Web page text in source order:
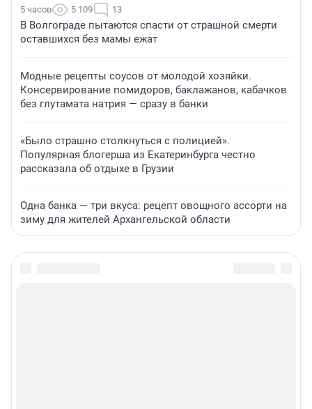
5 часов 5 109 13
В Волгограде пытаются спасти от страшной смерти
оставшихся без мамы ежат
Модные рецепты соусов от молодой хозяйки.
Консервирование помидоров, баклажанов, кабачков
без глутамата натрия — сразу в банки
«Было страшно столкнуться с полицией».
Популярная блогерша из Екатеринбурга честно
рассказала об отдыхе в Грузии
Одна банка — три вкуса: рецепт овощного ассорти на
зиму для жителей Архангельской области